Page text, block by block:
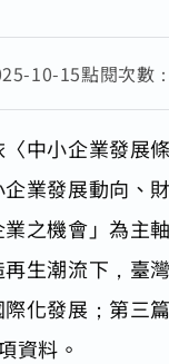
10-15點閱次數：
中小企業發展
業發展動向、
之機會」為主
生潮流下，臺
化發展；第三
資料。